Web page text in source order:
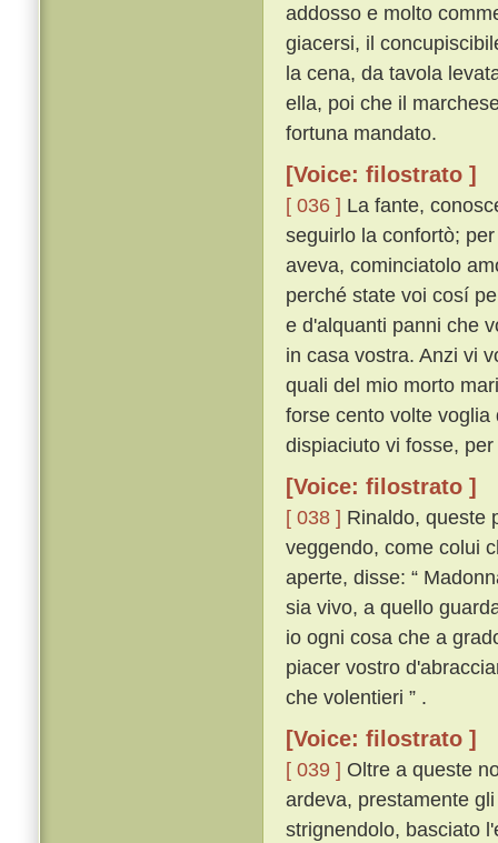
addosso e molto
giacersi, il
la cena, da tavola
ella, poi che il
fortuna mandato.
[Voice: filostrato ]
[ 036 ] La fante,
seguirlo la confortò;
aveva, cominciatolo
perché state voi cosí
e d'alquanti panni che
in casa vostra. Anzi vi
quali del mio morto
forse cento volte
dispiaciuto vi fosse,
[Voice: filostrato ]
[ 038 ] Rinaldo, queste
veggendo, come colui
aperte, disse: “
sia vivo, a quello
io ogni cosa che a
piacer vostro
che volentieri ” .
[Voice: filostrato ]
[ 039 ] Oltre a queste
ardeva, prestamente
strignendolo, basciato